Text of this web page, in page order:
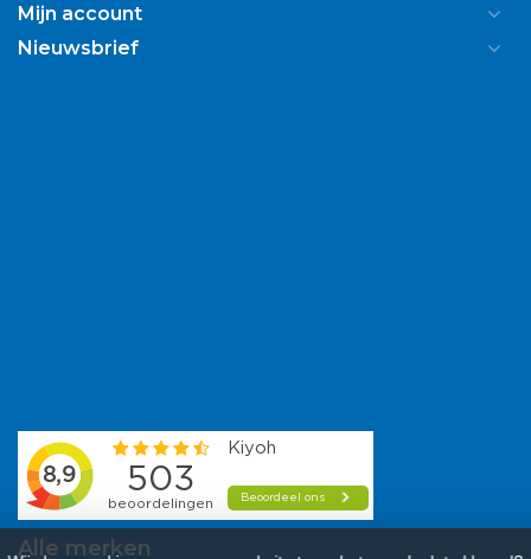
Mijn account
Nieuwsbrief
Alle merken